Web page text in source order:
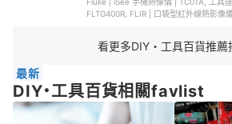
FLTG400R, FLIR | 口袋型紅外線熱影像
看更多DIY・工具百貨推薦
最新
DIY・工具百貨相關favlist